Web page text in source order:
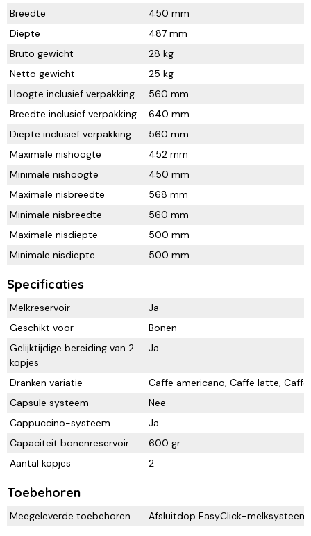
Breedte
450 mm
Diepte
487 mm
Bruto gewicht
28 kg
Netto gewicht
25 kg
Hoogte inclusief verpakking
560 mm
Breedte inclusief verpakking
640 mm
Diepte inclusief verpakking
560 mm
Maximale nishoogte
452 mm
Minimale nishoogte
450 mm
Maximale nisbreedte
568 mm
Minimale nisbreedte
560 mm
Maximale nisdiepte
500 mm
Minimale nisdiepte
500 mm
Specificaties
Melkreservoir
Ja
Geschikt voor
Bonen
Gelijktijdige bereiding van 2
kopjes
Ja
Dranken variatie
Caffe americano, Caffe latte,
Capsule systeem
Nee
Cappuccino-systeem
Ja
Capaciteit bonenreservoir
600 gr
Aantal kopjes
2
Toebehoren
Meegeleverde toebehoren Afsluitdop EasyClick-